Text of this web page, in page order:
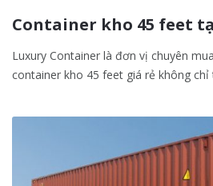
Container kho 45 feet
Luxury Container là đơn vị chuyên
container kho 45 feet giá rẻ không chỉ